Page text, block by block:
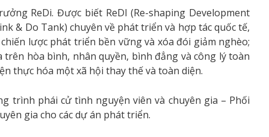
ReDi. Được biết ReDI (Re-shaping Development
& Do Tank) chuyên về phát triển và hợp tác quốc tế,
lược phát triển bền vững và xóa đói giảm nghèo;
hòa bình, nhân quyền, bình đẳng và công lý toàn
thực hóa một xã hội thay thế và toàn diện.
trình phái cử tình nguyện viên và chuyên gia – Phối
gia cho các dự án phát triển.